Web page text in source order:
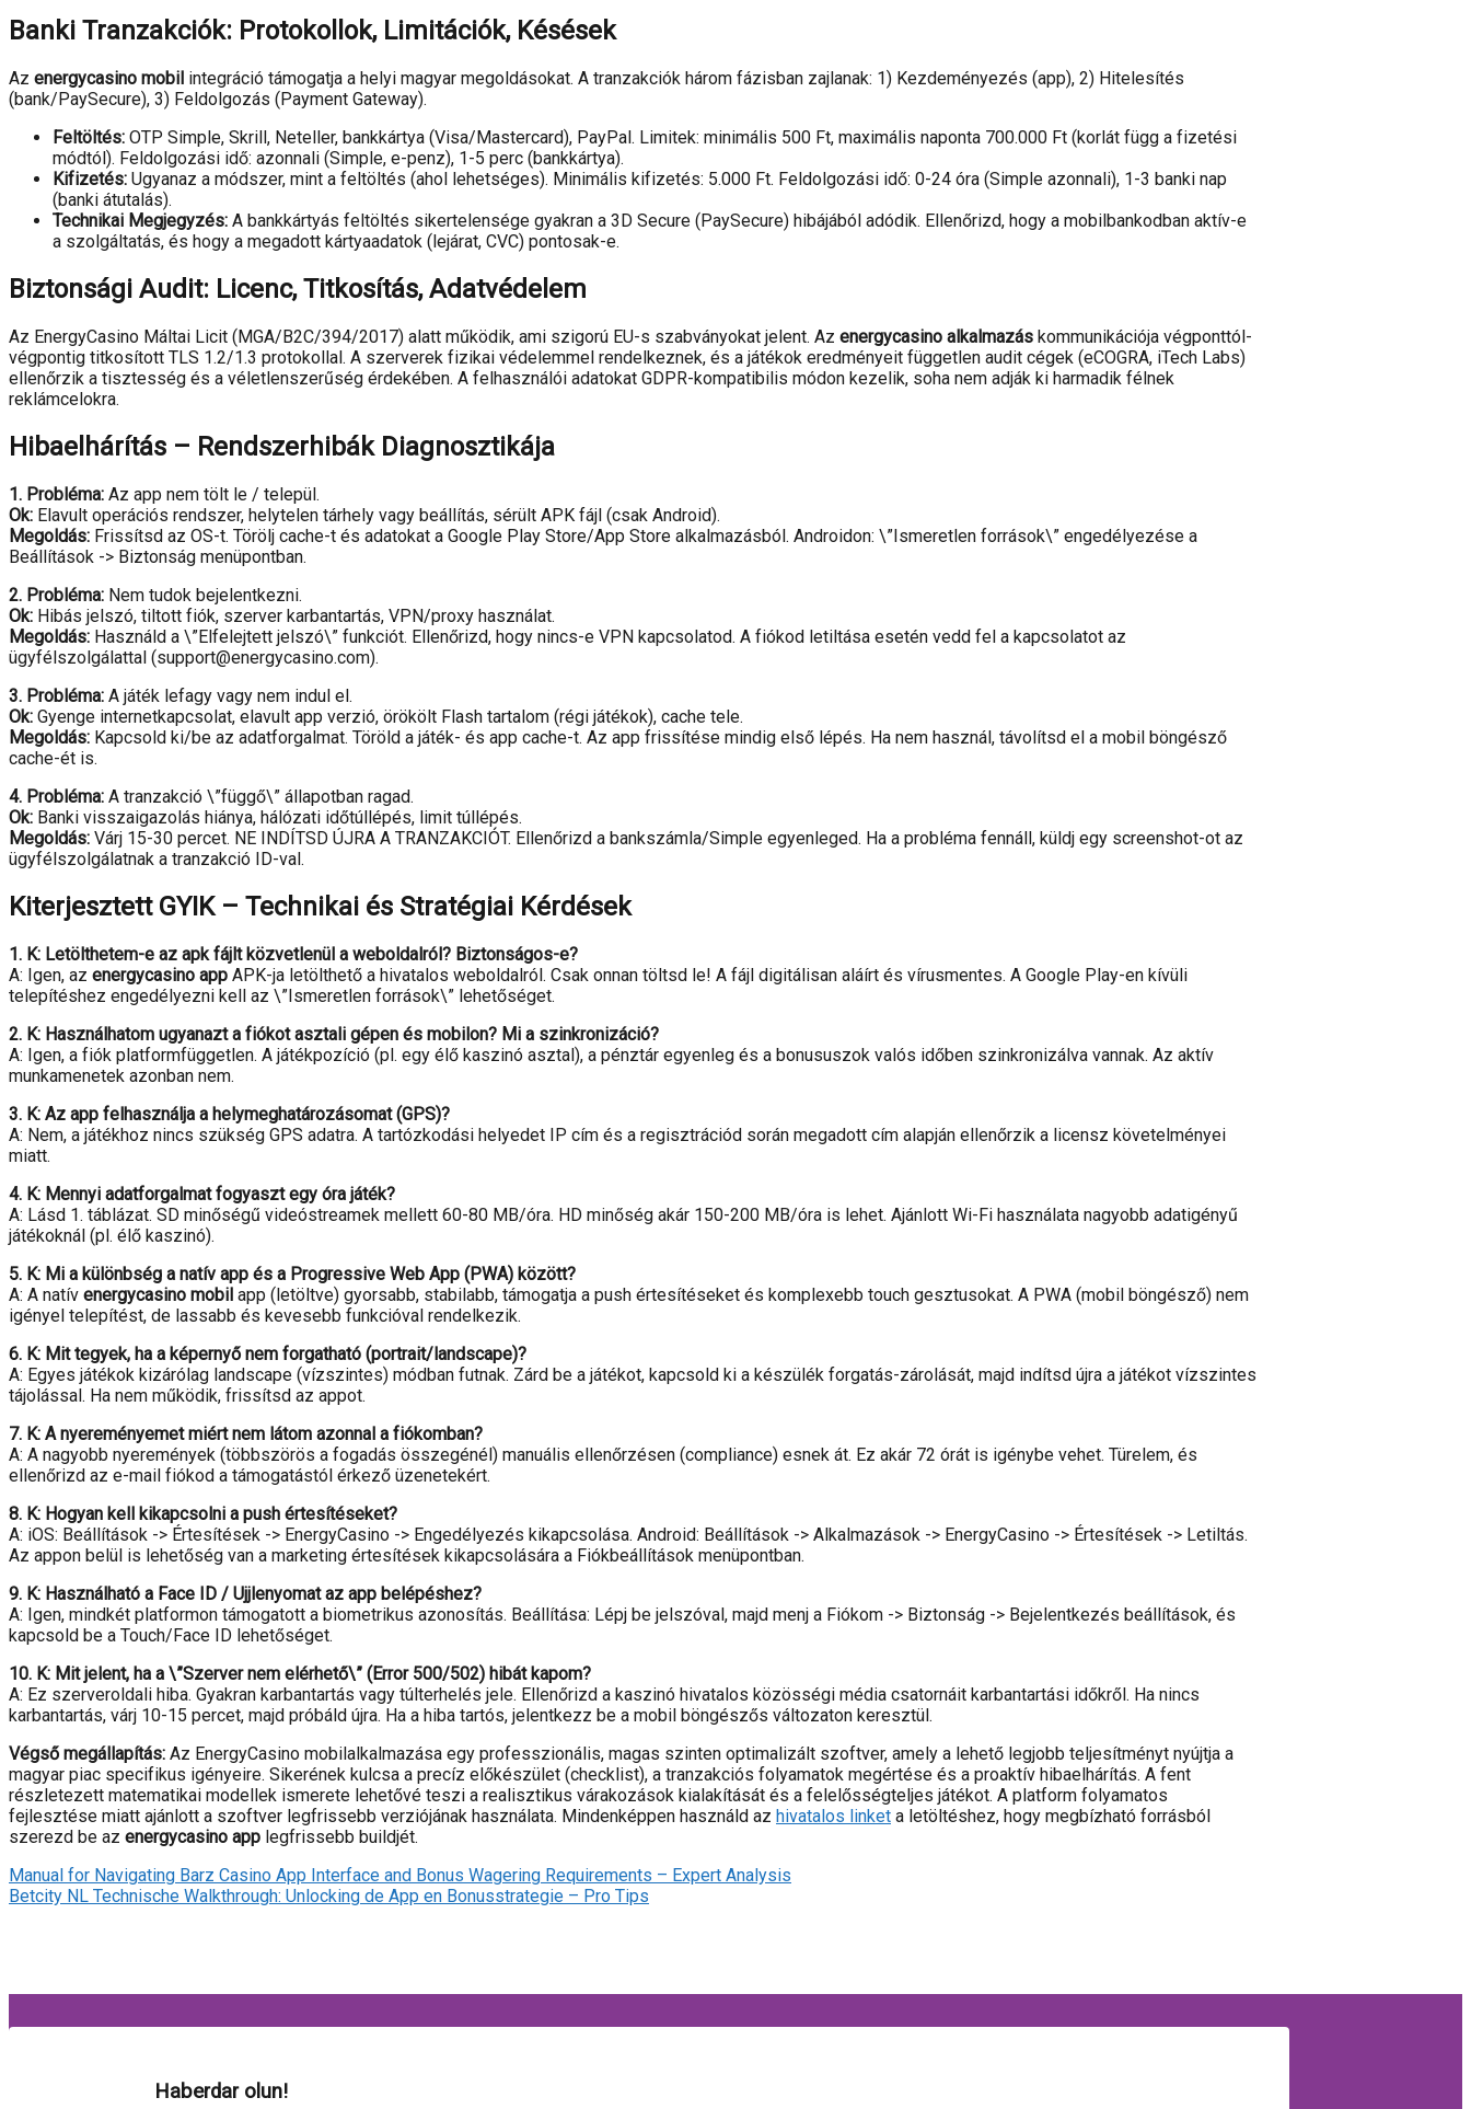
Banki Tranzakciók: Protokollok, Limitációk, Késések
Az energycasino mobil integráció támogatja a helyi magyar megoldásokat. A tranzakciók három fázisban zajlanak: 1) Kezdeményezés (app), 2) Hitelesítés
(bank/PaySecure), 3) Feldolgozás (Payment Gateway).
Feltöltés: OTP Simple, Skrill, Neteller, bankkártya (Visa/Mastercard), PayPal. Limitek: minimális 500 Ft, maximális naponta 700.000 Ft (korlát függ a fizetési
módtól). Feldolgozási idő: azonnali (Simple, e-penz), 1-5 perc (bankkártya).
Kifizetés: Ugyanaz a módszer, mint a feltöltés (ahol lehetséges). Minimális kifizetés: 5.000 Ft. Feldolgozási idő: 0-24 óra (Simple azonnali), 1-3 banki nap
(banki átutalás).
Technikai Megjegyzés: A bankkártyás feltöltés sikertelensége gyakran a 3D Secure (PaySecure) hibájából adódik. Ellenőrizd, hogy a mobilbankodban aktív-e
a szolgáltatás, és hogy a megadott kártyaadatok (lejárat, CVC) pontosak-e.
Biztonsági Audit: Licenc, Titkosítás, Adatvédelem
Az EnergyCasino Máltai Licit (MGA/B2C/394/2017) alatt működik, ami szigorú EU-s szabványokat jelent. Az energycasino alkalmazás kommunikációja végponttól-
végpontig titkosított TLS 1.2/1.3 protokollal. A szerverek fizikai védelemmel rendelkeznek, és a játékok eredményeit független audit cégek (eCOGRA, iTech Labs)
ellenőrzik a tisztesség és a véletlenszerűség érdekében. A felhasználói adatokat GDPR-kompatibilis módon kezelik, soha nem adják ki harmadik félnek
reklámcelokra.
Hibaelhárítás – Rendszerhibák Diagnosztikája
1. Probléma: Az app nem tölt le / települ.
Ok: Elavult operációs rendszer, helytelen tárhely vagy beállítás, sérült APK fájl (csak Android).
Megoldás: Frissítsd az OS-t. Törölj cache-t és adatokat a Google Play Store/App Store alkalmazásból. Androidon: \”Ismeretlen források\” engedélyezése a
Beállítások -> Biztonság menüpontban.
2. Probléma: Nem tudok bejelentkezni.
Ok: Hibás jelszó, tiltott fiók, szerver karbantartás, VPN/proxy használat.
Megoldás: Használd a \”Elfelejtett jelszó\” funkciót. Ellenőrizd, hogy nincs-e VPN kapcsolatod. A fiókod letiltása esetén vedd fel a kapcsolatot az
ügyfélszolgálattal (support@energycasino.com).
3. Probléma: A játék lefagy vagy nem indul el.
Ok: Gyenge internetkapcsolat, elavult app verzió, örökölt Flash tartalom (régi játékok), cache tele.
Megoldás: Kapcsold ki/be az adatforgalmat. Töröld a játék- és app cache-t. Az app frissítése mindig első lépés. Ha nem használ, távolítsd el a mobil böngésző
cache-ét is.
4. Probléma: A tranzakció \”függő\” állapotban ragad.
Ok: Banki visszaigazolás hiánya, hálózati időtúllépés, limit túllépés.
Megoldás: Várj 15-30 percet. NE INDÍTSD ÚJRA A TRANZAKCIÓT. Ellenőrizd a bankszámla/Simple egyenleged. Ha a probléma fennáll, küldj egy screenshot-ot az
ügyfélszolgálatnak a tranzakció ID-val.
Kiterjesztett GYIK – Technikai és Stratégiai Kérdések
1. K: Letölthetem-e az apk fájlt közvetlenül a weboldalról? Biztonságos-e?
A: Igen, az energycasino app APK-ja letölthető a hivatalos weboldalról. Csak onnan töltsd le! A fájl digitálisan aláírt és vírusmentes. A Google Play-en kívüli
telepítéshez engedélyezni kell az \”Ismeretlen források\” lehetőséget.
2. K: Használhatom ugyanazt a fiókot asztali gépen és mobilon? Mi a szinkronizáció?
A: Igen, a fiók platformfüggetlen. A játékpozíció (pl. egy élő kaszinó asztal), a pénztár egyenleg és a bonususzok valós időben szinkronizálva vannak. Az aktív
munkamenetek azonban nem.
3. K: Az app felhasználja a helymeghatározásomat (GPS)?
A: Nem, a játékhoz nincs szükség GPS adatra. A tartózkodási helyedet IP cím és a regisztrációd során megadott cím alapján ellenőrzik a licensz követelményei
miatt.
4. K: Mennyi adatforgalmat fogyaszt egy óra játék?
A: Lásd 1. táblázat. SD minőségű videóstreamek mellett 60-80 MB/óra. HD minőség akár 150-200 MB/óra is lehet. Ajánlott Wi-Fi használata nagyobb adatigényű
játékoknál (pl. élő kaszinó).
5. K: Mi a különbség a natív app és a Progressive Web App (PWA) között?
A: A natív energycasino mobil app (letöltve) gyorsabb, stabilabb, támogatja a push értesítéseket és komplexebb touch gesztusokat. A PWA (mobil böngésző) nem
igényel telepítést, de lassabb és kevesebb funkcióval rendelkezik.
6. K: Mit tegyek, ha a képernyő nem forgatható (portrait/landscape)?
A: Egyes játékok kizárólag landscape (vízszintes) módban futnak. Zárd be a játékot, kapcsold ki a készülék forgatás-zárolását, majd indítsd újra a játékot vízszintes
tájolással. Ha nem működik, frissítsd az appot.
7. K: A nyereményemet miért nem látom azonnal a fiókomban?
A: A nagyobb nyeremények (többszörös a fogadás összegénél) manuális ellenőrzésen (compliance) esnek át. Ez akár 72 órát is igénybe vehet. Türelem, és
ellenőrizd az e-mail fiókod a támogatástól érkező üzenetekért.
8. K: Hogyan kell kikapcsolni a push értesítéseket?
A: iOS: Beállítások -> Értesítések -> EnergyCasino -> Engedélyezés kikapcsolása. Android: Beállítások -> Alkalmazások -> EnergyCasino -> Értesítések -> Letiltás.
Az appon belül is lehetőség van a marketing értesítések kikapcsolására a Fiókbeállítások menüpontban.
9. K: Használható a Face ID / Ujjlenyomat az app belépéshez?
A: Igen, mindkét platformon támogatott a biometrikus azonosítás. Beállítása: Lépj be jelszóval, majd menj a Fiókom -> Biztonság -> Bejelentkezés beállítások, és
kapcsold be a Touch/Face ID lehetőséget.
10. K: Mit jelent, ha a \”Szerver nem elérhető\” (Error 500/502) hibát kapom?
A: Ez szerveroldali hiba. Gyakran karbantartás vagy túlterhelés jele. Ellenőrizd a kaszinó hivatalos közösségi média csatornáit karbantartási időkről. Ha nincs
karbantartás, várj 10-15 percet, majd próbáld újra. Ha a hiba tartós, jelentkezz be a mobil böngészős változaton keresztül.
Végső megállapítás: Az EnergyCasino mobilalkalmazása egy professzionális, magas szinten optimalizált szoftver, amely a lehető legjobb teljesítményt nyújtja a
magyar piac specifikus igényeire. Sikerének kulcsa a precíz előkészület (checklist), a tranzakciós folyamatok megértése és a proaktív hibaelhárítás. A fent
részletezett matematikai modellek ismerete lehetővé teszi a realisztikus várakozások kialakítását és a felelősségteljes játékot. A platform folyamatos
fejlesztése miatt ajánlott a szoftver legfrissebb verziójának használata. Mindenképpen használd az hivatalos linket a letöltéshez, hogy megbízható forrásból
szerezd be az energycasino app legfrissebb buildjét.
Manual for Navigating Barz Casino App Interface and Bonus Wagering Requirements – Expert Analysis
Betcity NL Technische Walkthrough: Unlocking de App en Bonusstrategie – Pro Tips
Haberdar olun!